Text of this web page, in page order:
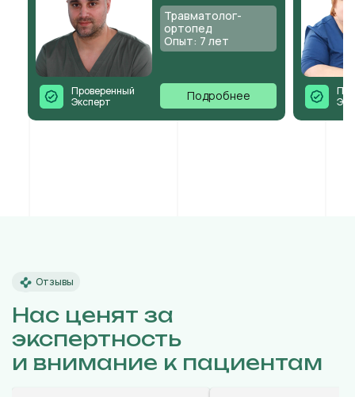
Проверенный
Эксперт
Травматолог-
ортопед
Опыт: 7 лет
Подробнее
Отзывы
Нас ценят за
экспертность
и внимание к пациентам